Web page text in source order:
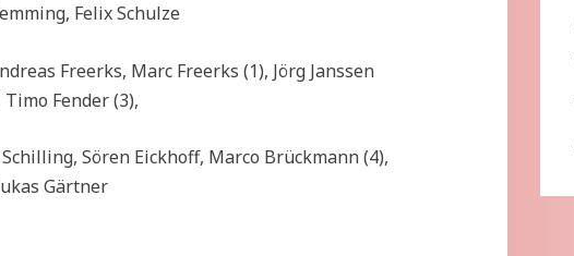
Felix Schulze
Freerks, Marc Freerks (1), Jörg Janssen
Timo Fender (3),
Sören Eickhoff, Marco Brückmann (4),
Gärtner